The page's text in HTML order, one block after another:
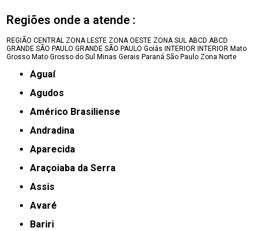
Regiões onde a atende :
REGIÃO CENTRAL ZONA LESTE ZONA OESTE ZONA SUL ABCD ABCD
GRANDE SÃO PAULO GRANDE SÃO PAULO Goiás INTERIOR INTERIOR Mato
Grosso Mato Grosso do Sul Minas Gerais Paraná São Paulo Zona Norte
Aguaí
Agudos
Américo Brasiliense
Andradina
Aparecida
Araçoiaba da Serra
Assis
Avaré
Bariri